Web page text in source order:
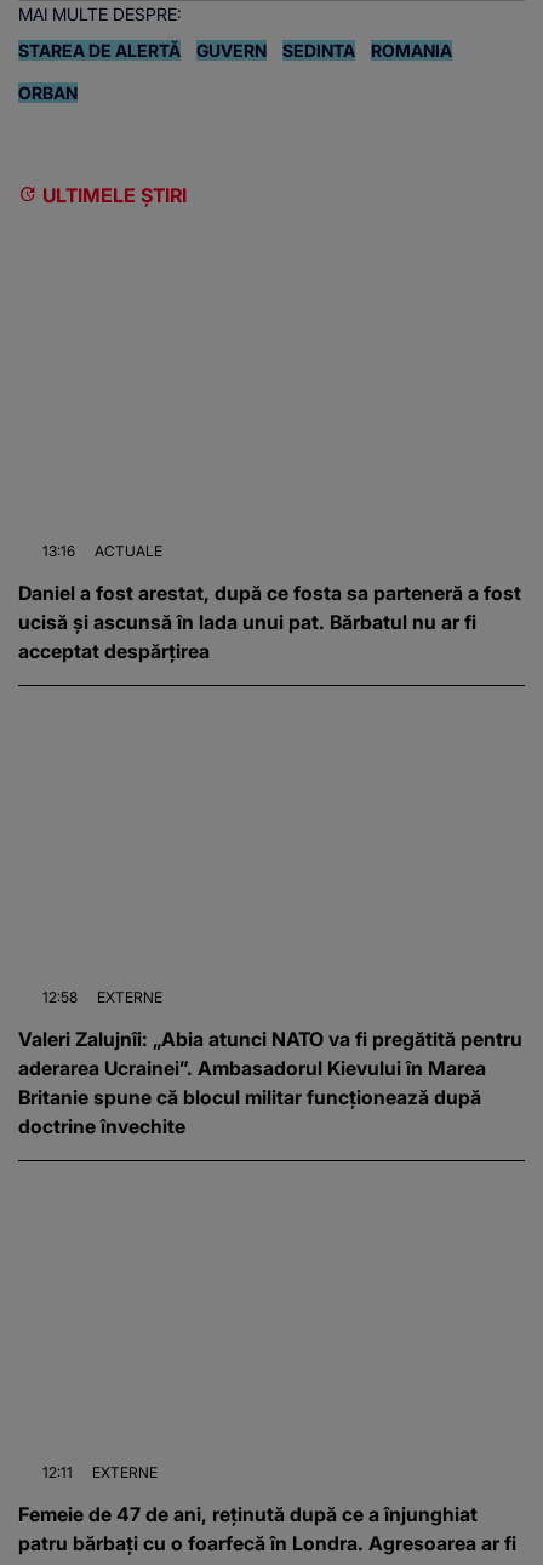
MAI MULTE DESPRE:
STAREA DE ALERTĂ
GUVERN SEDINTA ROMANIA
ORBAN
ULTIMELE ȘTIRI
13:16 ACTUALE
Daniel a fost arestat, după ce fosta sa parteneră a fost
ucisă și ascunsă în lada unui pat. Bărbatul nu ar fi
acceptat despărțirea
12:58 EXTERNE
Valeri Zalujnîi: „Abia atunci NATO va fi pregătită pentru
aderarea Ucrainei”. Ambasadorul Kievului în Marea
Britanie spune că blocul militar funcționează după
doctrine învechite
12:11 EXTERNE
Femeie de 47 de ani, reținută după ce a înjunghiat
patru bărbați cu o foarfecă în Londra. Agresoarea ar fi